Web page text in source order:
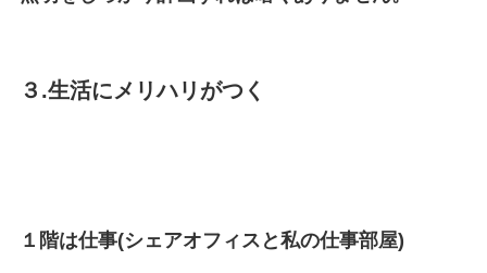
３.生活にメリハリがつく
１階は仕事(シェアオフィスと私の仕事部屋)